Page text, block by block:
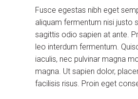
Fusce egestas nibh eget
aliquam fermentum nisi justo
sagittis odio sapien at ante.
leo interdum fermentum.
iaculis, nec pulvinar magna
magna. Ut sapien dolor,
facilisis risus. Proin eget